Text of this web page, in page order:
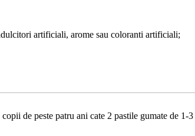
artificiali, arome sau coloranti artificiali;
de peste patru ani cate 2 pastile gumate de 1-